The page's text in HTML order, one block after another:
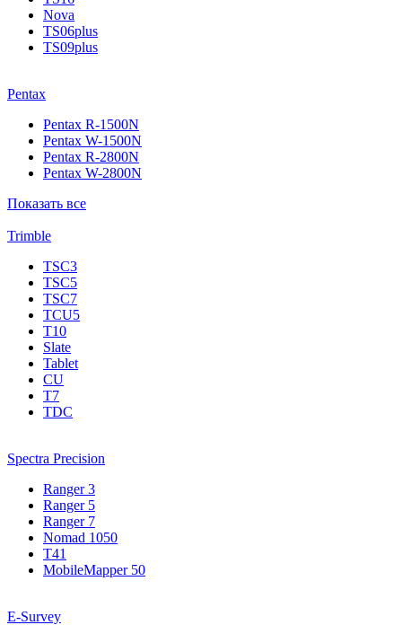
Nova
TS06plus
TS09plus
Pentax
Pentax R-1500N
Pentax W-1500N
Pentax R-2800N
Pentax W-2800N
Показать все
Trimble
TSC3
TSC5
TSC7
TCU5
T10
Slate
Tablet
CU
T7
TDC
Spectra Precision
Ranger 3
Ranger 5
Ranger 7
Nomad 1050
T41
MobileMapper 50
E-Survey